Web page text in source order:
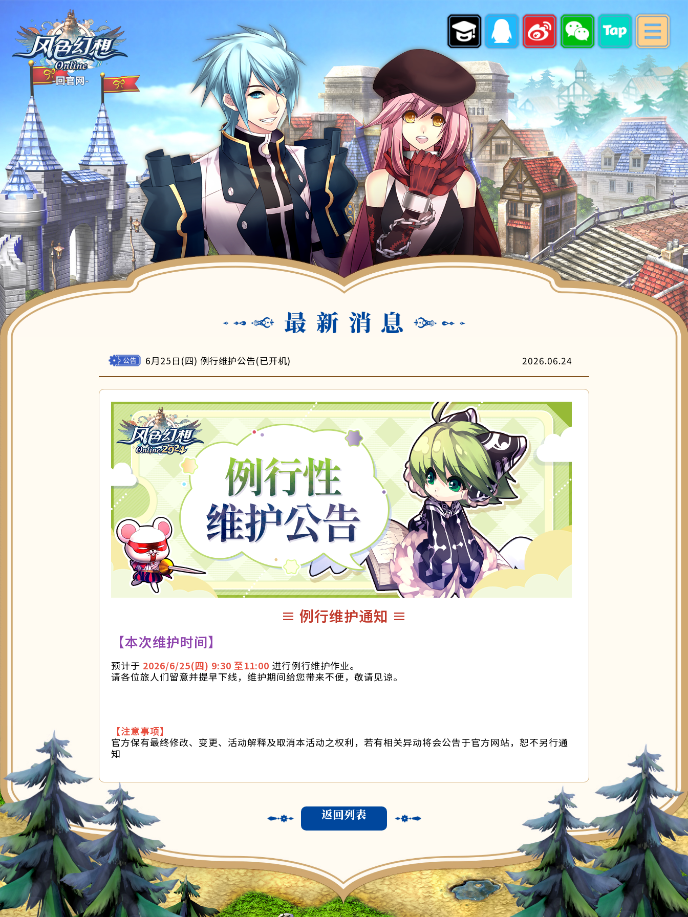
最新消息
游戏指南
账号注册
下载专区
游戏充值
会员中心
客服中心
6月25日(四) 例行维护公告(已开机) 2026.06.24
≡ 例行维护通知 ≡
【本次维护时间】
预计于 2026/6/25(四) 9:30 至11:00 进行例行维护作业。
请各位旅人们留意并提早下线，维护期间给您带来不便，敬请见谅。
【注意事项】
官方保有最终修改、变更、活动解释及取消本活动之权利，若有相关异动将会公告于官方网站，恕不另行通
知
返回列表